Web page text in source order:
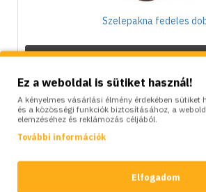
Szelepakna fedeles
KOSÁRBA
LEÍRÁS
Alumínium ötvözetből készült
megjelenést szeretnének teremteni kertjükben.
Ez a weboldal is sütiket használ!
A kényelmes vásárlási élmény érdekében sütiket
és a közösségi funkciók biztosításához, a
elemzéséhez és reklámozás céljából.
További információk
Elfogadom